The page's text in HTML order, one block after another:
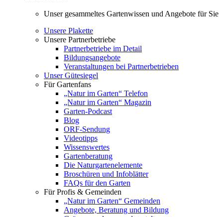
Unser gesammeltes Gartenwissen und Angebote für Sie
Unsere Plakette
Unsere Partnerbetriebe
Partnerbetriebe im Detail
Bildungsangebote
Veranstaltungen bei Partnerbetrieben
Unser Gütesiegel
Für Gartenfans
„Natur im Garten“ Telefon
„Natur im Garten“ Magazin
Garten-Podcast
Blog
ORF-Sendung
Videotipps
Wissenswertes
Gartenberatung
Die Naturgartenelemente
Broschüren und Infoblätter
FAQs für den Garten
Für Profis & Gemeinden
„Natur im Garten“ Gemeinden
Angebote, Beratung und Bildung